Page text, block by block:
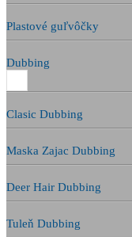
Plastové guľvôčky
Dubbing
Clasic Dubbing
Maska Zajac Dubbing
Deer Hair Dubbing
Tuleň Dubbing